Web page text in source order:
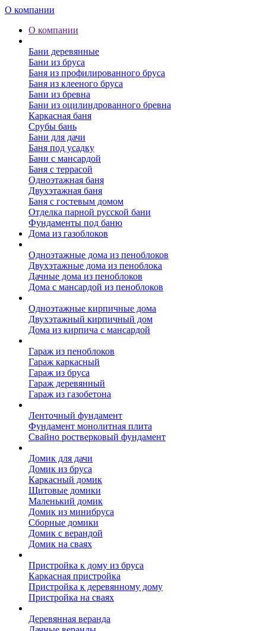
О компании
О компании
Бани деревянные
Бани из бруса
Баня из профилированного бруса
Баня из клееного бруса
Бани из бревна
Бани из оцилиндрованного бревна
Каркасная баня
Срубы бань
Бани для дачи
Баня под усадку
Бани с мансардой
Баня с террасой
Одноэтажная баня
Двухэтажная баня
Баня с гостевым домом
Отделка парной русской бани
Фундаменты под баню
Дома из газоблоков
Одноэтажные дома из пеноблоков
Двухэтажные дома из пеноблока
Дачные дома из пеноблоков
Дома с мансардой из пеноблоков
Одноэтажные кирпичные дома
Двухэтажный кирпичный дом
Дома из кирпича с мансардой
Гараж из пеноблоков
Гараж каркасный
Гараж из бруса
Гараж деревянный
Гараж из газобетона
Ленточный фундамент
Фундамент монолитная плита
Свайно ростверковый фундамент
Домик для дачи
Домик из бруса
Каркасный домик
Щитовые домики
Маленький домик
Домик из минибруса
Сборные домики
Домик с верандой
Домик на сваях
Пристройка к дому из бруса
Каркасная пристройка
Пристройка к деревянному дому
Пристройка на сваях
Деревянная веранда